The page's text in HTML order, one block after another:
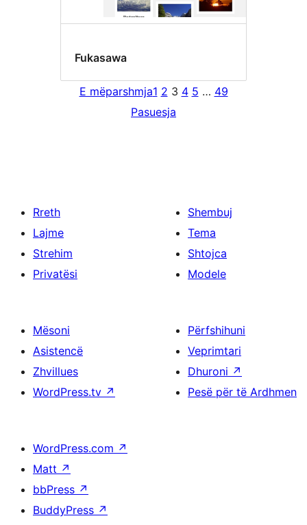
Fukasawa
E mëparshmja1 2 3 4 5 … 49
Pasuesja
Rreth
Lajme
Strehim
Privatësi
Shembuj
Tema
Shtojca
Modele
Mësoni
Asistencë
Zhvillues
WordPress.tv ↗
Përfshihuni
Veprimtari
Dhuroni ↗
Pesë për të Ardhmen
WordPress.com ↗
Matt ↗
bbPress ↗
BuddyPress ↗